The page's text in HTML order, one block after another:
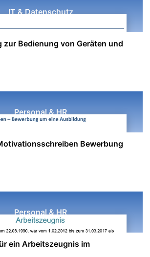
IT & Datenschutz
zur Bedienung von Geräten und
Personal & HR
Bewerbung
Personal & HR
ein Arbeitszeugnis im